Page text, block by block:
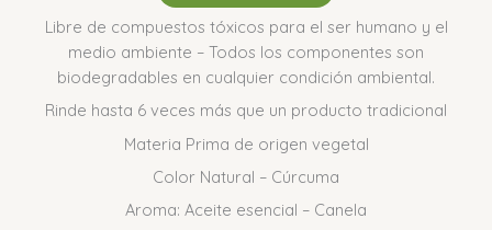
Libre de compuestos tóxicos para el ser humano y el
medio ambiente – Todos los componentes son
biodegradables en cualquier condición ambiental.
Rinde hasta 6 veces más que un producto tradicional
Materia Prima de origen vegetal
Color Natural – Cúrcuma
Aroma: Aceite esencial – Canela